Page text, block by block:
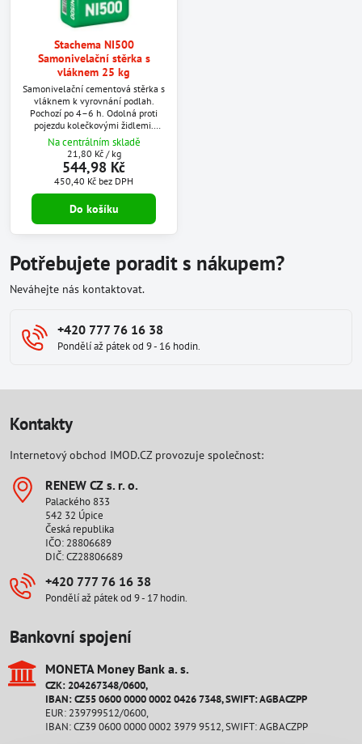
Stachema NI500
Samonivelační stěrka s
vláknem 25 kg
Samonivelační cementová stěrka s
vláknem k vyrovnání podlah.
Pochozí po 4–6 h. Odolná proti
pojezdu kolečkovými židlemi.
Vhodná na podlahové vytápění.
Aplikační tloušťka v jednom kroku
je 20 mm.
Na centrálním skladě
544,98 Kč
450,40 Kč bez DPH
21,80 Kč / kg
Do košíku
Potřebujete poradit s nákupem?
Neváhejte nás kontaktovat.
+420 777 76 16 38
Pondělí až pátek od 9 - 16 hodin.
Kontakty
Internetový obchod IMOD.CZ provozuje společnost:
RENEW CZ s​. r​. o​.
Palackého 833
542 32 Úpice
Česká republika
IČO: 28806689
DIČ: CZ28806689
+420 777 76 16 38
Pondělí až pátek od 9 - 17 hodin.
Bankovní spojení
MONETA Money Bank a​. s​.
CZK: 204267348/0600,
IBAN: CZ55 0600 0000 0002 0426 7348, SWIFT: AGBACZPP
EUR: 239799512/0600,
IBAN: CZ39 0600 0000 0002 3979 9512, SWIFT: AGBACZPP